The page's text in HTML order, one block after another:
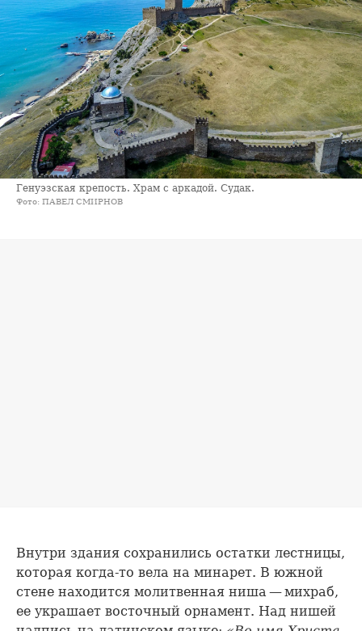
Генуэзская крепость. Храм с аркадой. Судак.
Фото: ПАВЕЛ СМИРНОВ
Внутри здания сохранились остатки лестницы,
которая когда-то вела на минарет. В южной
стене находится молитвенная ниша — михраб,
ее украшает восточный орнамент. Над нишей